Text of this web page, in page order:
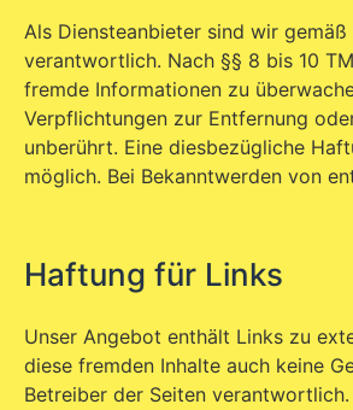
Als Diensteanbieter sind wir
verantwortlich. Nach §§ 8 bis 10
fremde Informationen zu
Verpflichtungen zur Entfernung
unberührt. Eine diesbezügliche
möglich. Bei Bekanntwerden von
Haftung für Links
Unser Angebot enthält Links zu
diese fremden Inhalte auch keine
Betreiber der Seiten